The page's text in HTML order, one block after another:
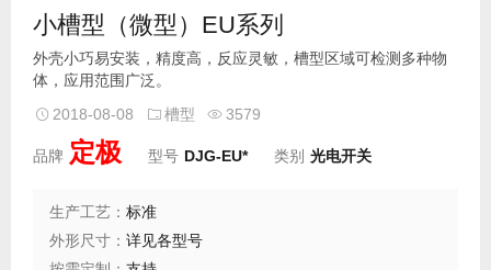
小槽型（微型）EU系列
外壳小巧易安装，精度高，反应灵敏，槽型区域可检测多种物
体，应用范围广泛。
2018-08-08
槽型 3579
品牌 定极 型号 DJG-EU* 类别 光电开关
生产工艺： 标准
外形尺寸： 详见各型号